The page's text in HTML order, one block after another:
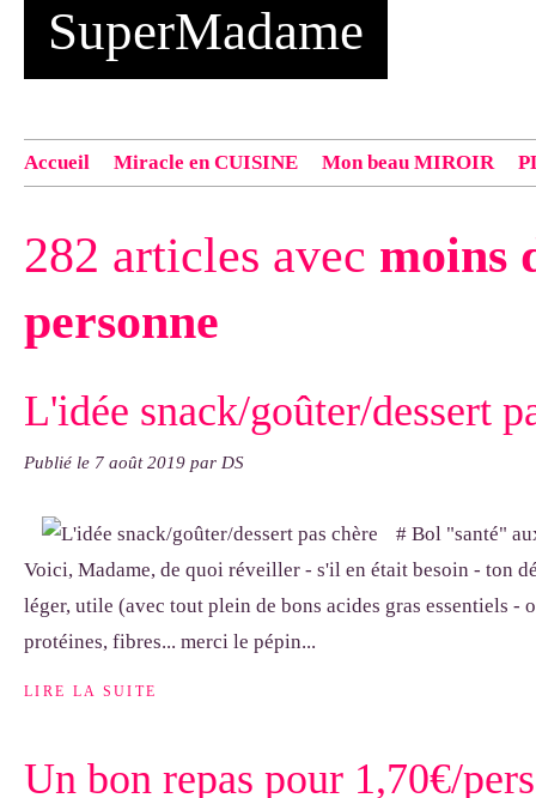
SuperMadame
Accueil Miracle en CUISINE Mon beau MIROIR
exemple : "Bonnet cloche From Annie", "Veste Rue
282 articles avec moins
personne
L'idée snack/goûter/dessert
Publié le 7 août 2019 par DS
# Bol "santé"
Voici, Madame, de quoi réveiller - s'il en était besoin - ton
léger, utile (avec tout plein de bons acides gras essentiels -
protéines, fibres... merci le pépin...
LIRE LA SUITE
Un bon repas pour 1,70€/